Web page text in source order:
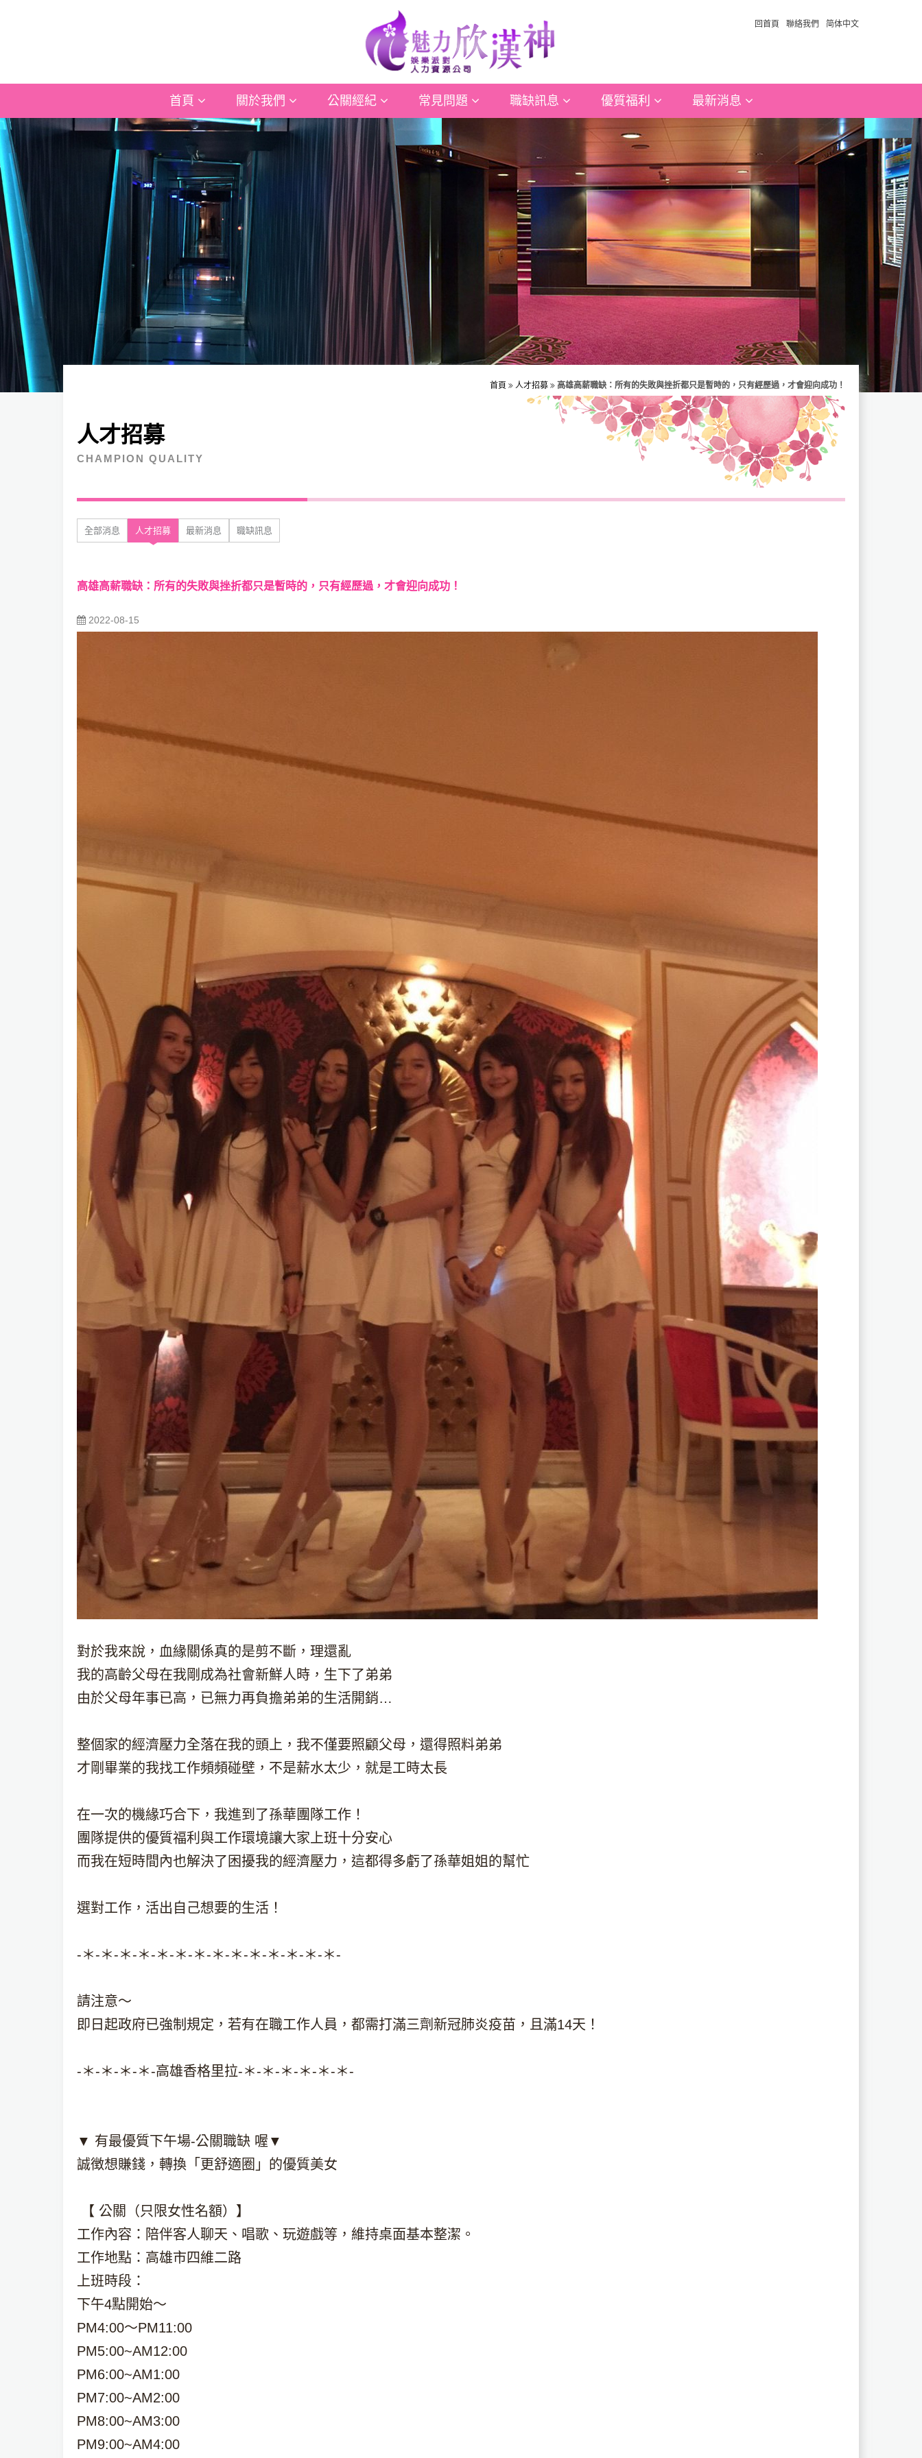
回首頁 聯絡我們 简体中文
首頁 關於我們 公關經紀 常見問題 職缺訊息 優質福利 最新消息
首頁 人才招募 高雄高薪職缺：所有的失敗與挫折都只是暫時的，只有經歷過，才會迎向成功！
人才招募
CHAMPION QUALITY
全部消息 人才招募 最新消息 職缺訊息
高雄高薪職缺：所有的失敗與挫折都只是暫時的，只有經歷過，才會迎向成功！
2022-08-15
對於我來說，血緣關係真的是剪不斷，理還亂
我的高齡父母在我剛成為社會新鮮人時，生下了弟弟
由於父母年事已高，已無力再負擔弟弟的生活開銷…
整個家的經濟壓力全落在我的頭上，我不僅要照顧父母，還得照料弟弟
才剛畢業的我找工作頻頻碰壁，不是薪水太少，就是工時太長
在一次的機緣巧合下，我進到了孫華團隊工作！
團隊提供的優質福利與工作環境讓大家上班十分安心
而我在短時間內也解決了困擾我的經濟壓力，這都得多虧了孫華姐姐的幫忙
選對工作，活出自己想要的生活！
-＊-＊-＊-＊-＊-＊-＊-＊-＊-＊-＊-＊-＊-＊-
請注意～
即日起政府已強制規定，若有在職工作人員，都需打滿三劑新冠肺炎疫苗，且滿14天！
-＊-＊-＊-＊-高雄香格里拉-＊-＊-＊-＊-＊-＊-
▼ 有最優質下午場-公關職缺 喔▼
誠徴想賺錢，轉換「更舒適圈」的優質美女
【 公關（只限女性名額）】
工作內容：陪伴客人聊天、唱歌、玩遊戲等，維持桌面基本整潔。
工作地點：高雄市四維二路
上班時段：
下午4點開始～
PM4:00～PM11:00
PM5:00~AM12:00
PM6:00~AM1:00
PM7:00~AM2:00
PM8:00~AM3:00
PM9:00~AM4:00